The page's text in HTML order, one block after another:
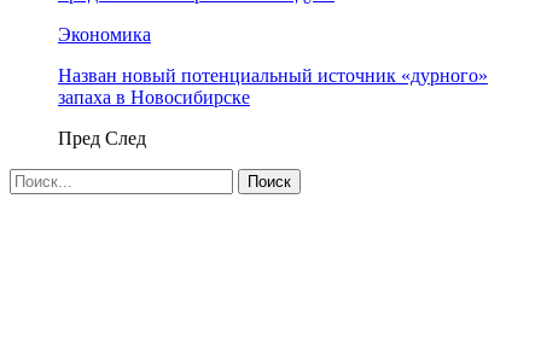
Экономика
Назван новый потенциальный источник «дурного»
запаха в Новосибирске
Пред След